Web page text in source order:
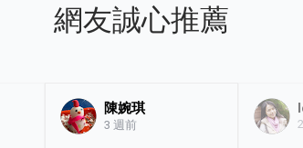
網友誠心推薦
陳婉琪
3 週前